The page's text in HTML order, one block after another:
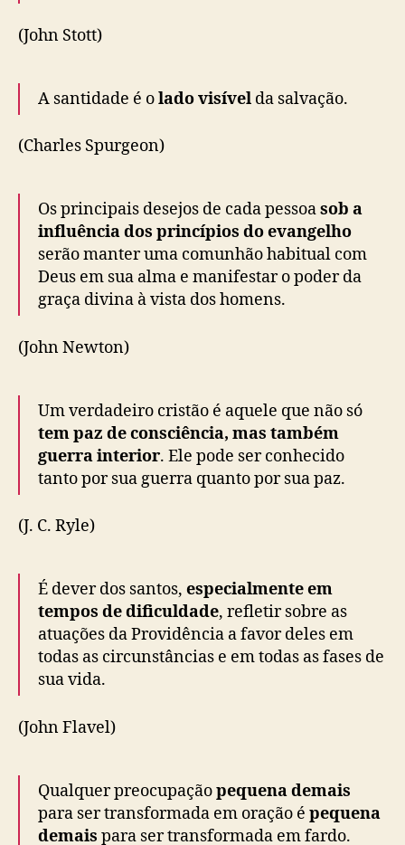
(John Stott)
A santidade é olado visível da salvação.
(Charles Spurgeon)
Os principais desejos de cada pessoasob a
influência dos princípios do evangelho
serão manter uma comunhão habitual com
Deus em sua alma e manifestar o poder da
graça divina à vista dos homens.
(John Newton)
Um verdadeiro cristão é aquele que não só
tem paz de consciência, mas também
guerra interior. Ele pode ser conhecido
tanto por sua guerra quanto por sua paz.
(J. C. Ryle)
É dever dos santos, especialmente em
tempos de dificuldade, refletir sobre as
atuações da Providência a favor deles em
todas as circunstâncias e em todas as fases de
sua vida.
(John Flavel)
Qualquer preocupaçãopequena demais
para ser transformada em oração é pequena
demais para ser transformada em fardo.